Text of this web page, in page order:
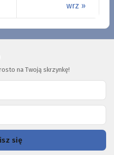
wrz »
na Twoją skrzynkę!
się